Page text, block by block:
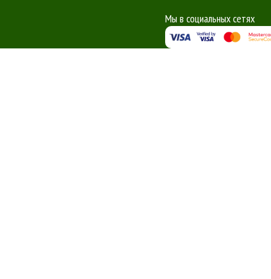
Мы в социальных сетях